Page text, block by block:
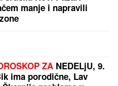
MONSTRUOZNE